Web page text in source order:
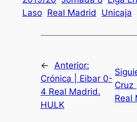
Laso Real Madrid Unicaja
← Anterior:
Crónica | Eibar 0-
4 Real Madrid.
HULK
Cruz
Real